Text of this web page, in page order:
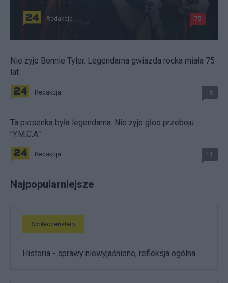
Redakcja 75
Nie żyje Bonnie Tyler. Legendarna gwiazda rocka miała 75
lat
Redakcja 15
Ta piosenka była legendarna. Nie żyje głos przeboju
"Y.M.C.A."
Redakcja 11
Najpopularniejsze
Społeczeństwo
Historia - sprawy niewyjaśnione, refleksja ogólna